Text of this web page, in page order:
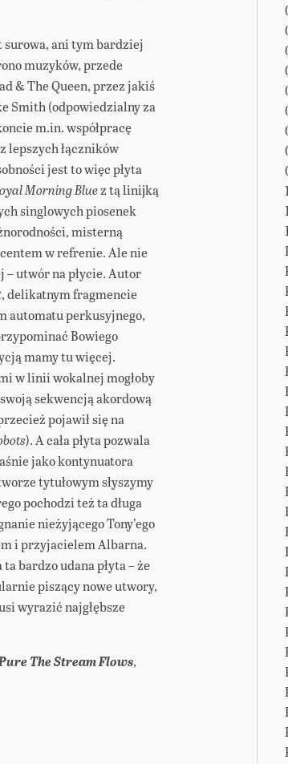
surowa, ani tym bardziej
muzyków, przede
& The Queen, przez jakiś
Smith (odpowiedzialny za
m.in. współpracę
lepszych łączników
jest to więc płyta
Morning Bluez tą linijką
singlowych piosenek
misterną
w refrenie. Ale nie
utwór na płycie. Autor
, delikatnym fragmencie
automatu perkusyjnego,
Bowiego
mamy tu więcej.
w linii wokalnej mogłoby
sekwencją akordową
pojawił się na
). A cała płyta pozwala
jako kontynuatora
tytułowym słyszymy
pochodzi też ta długa
nieżyjącego Tony’ego
i przyjacielem Albarna.
bardzo udana płyta – że
piszący nowe utwory,
wyrazić najgłębsze
The Stream Flows,